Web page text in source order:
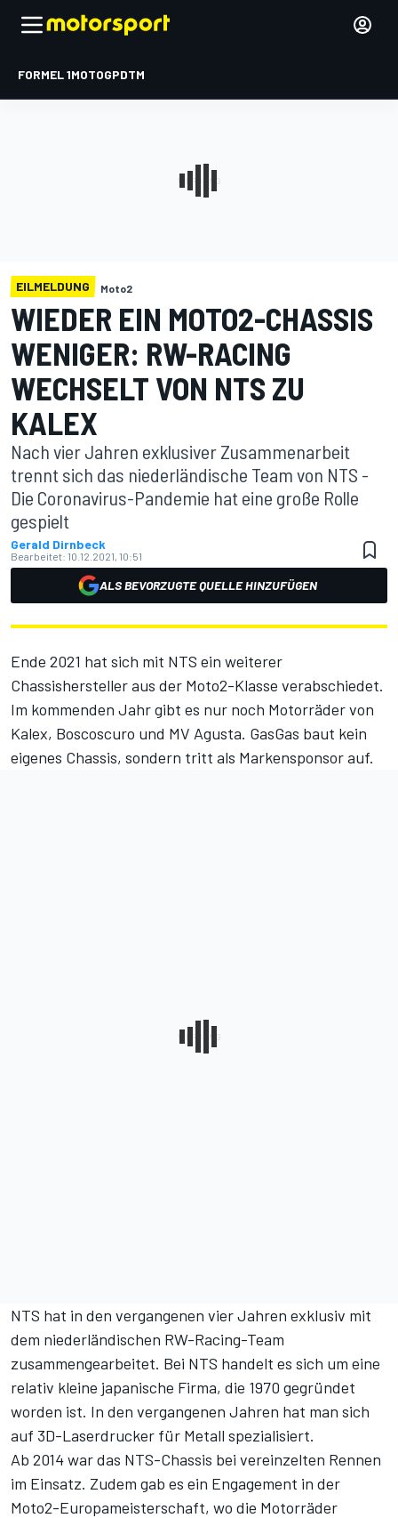
FORMEL 1MOTOGPDTM
EILMELDUNG Moto2
WIEDER EIN MOTO2-CHASSIS
WENIGER: RW-RACING
WECHSELT VON NTS ZU
KALEX
Nach vier Jahren exklusiver Zusammenarbeit
trennt sich das niederländische Team von NTS -
Die Coronavirus-Pandemie hat eine große Rolle
gespielt
Gerald Dirnbeck
Bearbeitet: 10.12.2021, 10:51
ALS BEVORZUGTE QUELLE HINZUFÜGEN
Ende 2021 hat sich mit NTS ein weiterer
Chassishersteller aus der Moto2-Klasse verabschiedet.
Im kommenden Jahr gibt es nur noch Motorräder von
Kalex, Boscoscuro und MV Agusta. GasGas baut kein
eigenes Chassis, sondern tritt als Markensponsor auf.
NTS hat in den vergangenen vier Jahren exklusiv mit
dem niederländischen RW-Racing-Team
zusammengearbeitet. Bei NTS handelt es sich um eine
relativ kleine japanische Firma, die 1970 gegründet
worden ist. In den vergangenen Jahren hat man sich
auf 3D-Laserdrucker für Metall spezialisiert.
Ab 2014 war das NTS-Chassis bei vereinzelten Rennen
im Einsatz. Zudem gab es ein Engagement in der
Moto2-Europameisterschaft, wo die Motorräder